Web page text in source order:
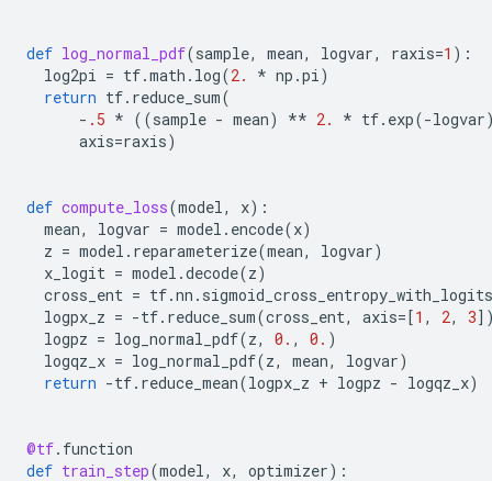
def log_normal_pdf(sample, mean, logvar, raxis=1 ):
log2pi = tf.math . log(2. * np .pi)
return tf. reduce_sum(
- .5 * ((sample - mean) ** 2. * tf. exp(-logvar
axis=raxis)
def compute_loss(model, x):
mean, logvar = model . encode(x)
z = model . reparameterize(mean, logvar)
x_logit = model .decode(z)
cross_ent = tf.nn . sigmoid_cross_entropy_with_logits
logpx_z = -tf. reduce_sum(cross_ent, axis=[1 , 2, 3
logpz = log_normal_pdf(z, 0. , 0. )
logqz_x = log_normal_pdf(z, mean, logvar)
return -tf. reduce_mean(logpx_z + logpz - logqz_x)
@tf. function
def train_step(model, x, optimizer):